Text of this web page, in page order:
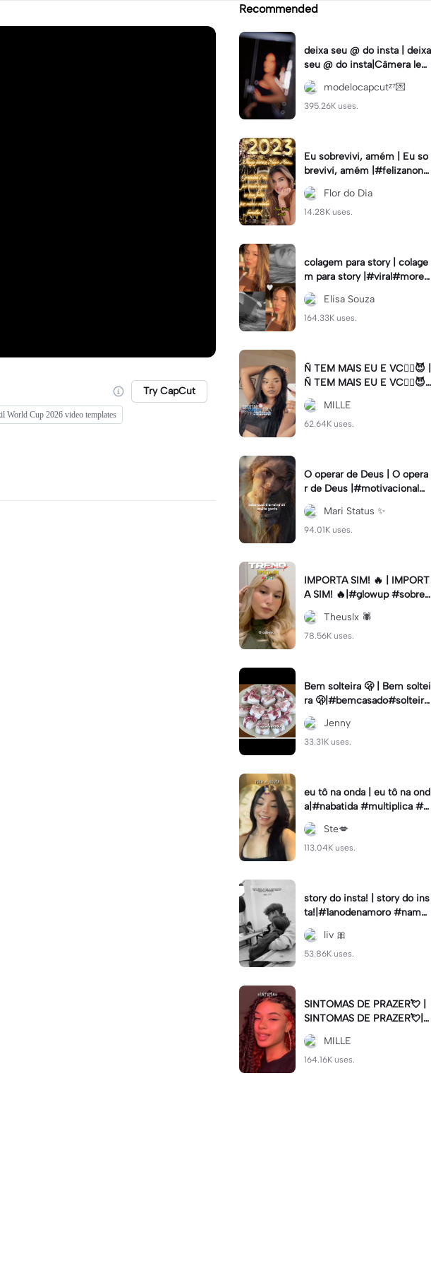
Try CapCut
World Cup 2026 video templates
Recommended
deixa seu @ do insta | deixa
seu @ do insta|Câmera lent
a #fyp #viral #trend #fyp
ツ⁠
modelocapcutᶻ⁷💌
395.26K uses.
Eu sobrevivi, amém | Eu so
brevivi, amém |#felizanono
#feliz2023
Flor do Dia
14.28K uses.
colagem para story | colage
m para story |#viral#moren
a#instastory#colagemdefo
tos#instaElisa Souza
164.33K uses.
Ñ TEM MAIS EU E VC😮‍💨😈 |
Ñ TEM MAIS EU E VC😮‍💨😈|
#naotemmaiseuevc #letras
dinamica #slow
MILLE
62.64K uses.
O operar de Deus | O opera
r de Deus |#motivacional#
deus#cristao#fe#viral
Mari Status ✨️
94.01K uses.
IMPORTA SIM! 🔥 | IMPORT
A SIM! 🔥|#glowup #sobre
mim #viralcut #importasi
m ✨ Theuslx 🕷️
78.56K uses.
Bem solteira 🫢 | Bem soltei
ra 🫢|#bemcasado#solteira
#trendtiktok#i5#viral
Jenny
33.31K uses.
eu tô na onda | eu tô na ond
a|#nabatida #multiplica #e
feitos #efeitoscapcut #vira
lcut
Ste💋
113.04K uses.
story do insta! | story do ins
ta!|#1anodenamoro #namor
o #storynamorados
liv 🎀
53.86K uses.
SINTOMAS DE PRAZER💘 |
SINTOMAS DE PRAZER💘|#
sintomasdeprazer #viralcut
#batida
MILLE
164.16K uses.